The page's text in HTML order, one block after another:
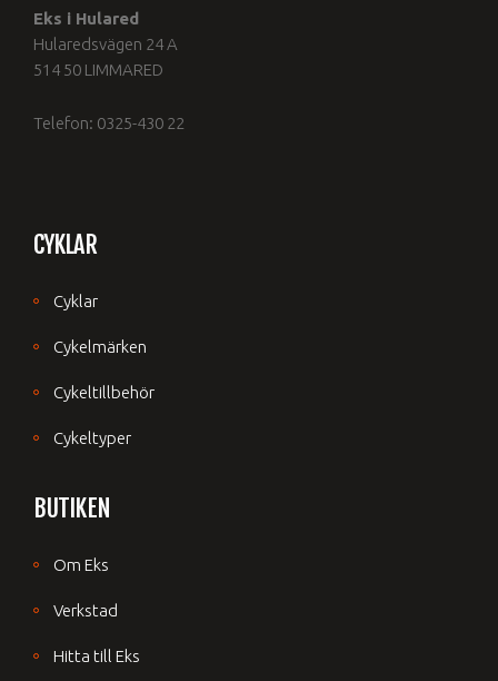
Eks i Hulared
Hularedsvägen 24 A
514 50 LIMMARED
Telefon: 0325-430 22
CYKLAR
Cyklar
Cykelmärken
Cykeltillbehör
Cykeltyper
BUTIKEN
Om Eks
Verkstad
Hitta till Eks